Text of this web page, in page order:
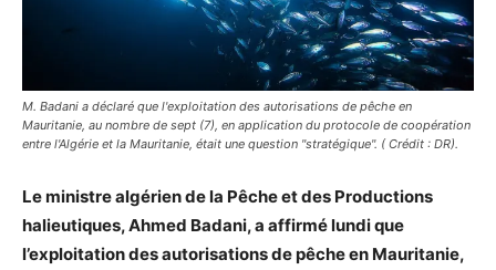
M. Badani a déclaré que l'exploitation des autorisations de pêche en
Mauritanie, au nombre de sept (7), en application du protocole de coopération
entre l'Algérie et la Mauritanie, était une question "stratégique". ( Crédit : DR).
Le ministre algérien de la Pêche et des Productions
halieutiques, Ahmed Badani, a affirmé lundi que
l’exploitation des autorisations de pêche en Mauritanie,